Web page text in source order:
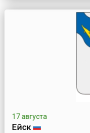
17 августа
Ейск